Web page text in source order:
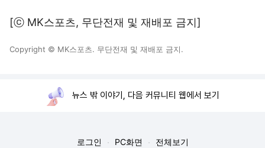
[ⓒ MK스포츠, 무단전재 및 재배포 금지]
Copyright © MK스포츠. 무단전재 및 재배포 금지.
뉴스 밖 이야기, 다음 커뮤니티 웹에서 보기
로그인 PC화면 전체보기